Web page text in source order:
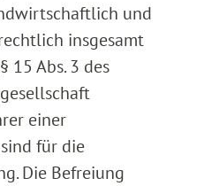
und
insgesamt
15 Abs. 3 des
einer
für die
Die Befreiung